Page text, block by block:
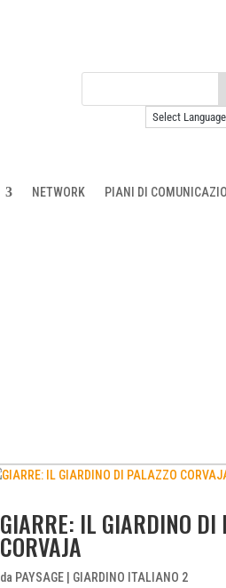
NETWORK
PIANI DI
GIARRE: IL GIARDINO DI
CORVAJA
da PAYSAGE| GIARDINO ITALIANO 2